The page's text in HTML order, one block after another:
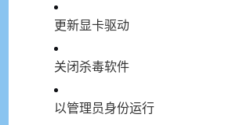
更新显卡驱动
关闭杀毒软件
以管理员身份运行